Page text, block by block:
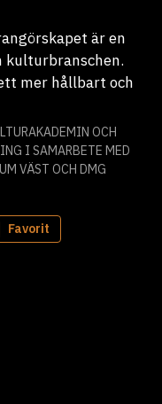
är en
kulturbranschen.
mer hållbart och
OCH
I SAMARBETE MED
VÄST OCH DMG
Favorit